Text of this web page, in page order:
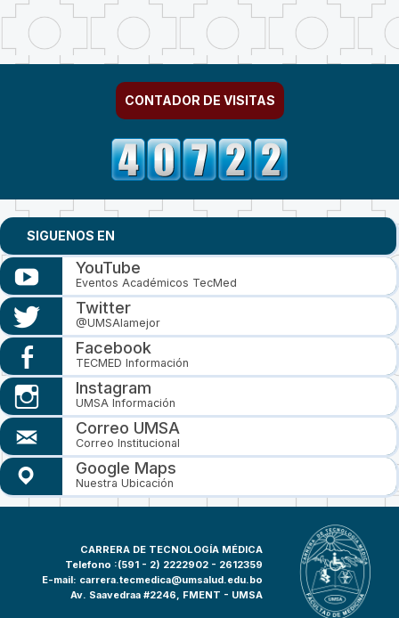
CONTADOR DE VISITAS
SIGUENOS EN
YouTube
Eventos Académicos TecMed
Twitter
@UMSAlamejor
Facebook
TECMED Información
Instagram
UMSA Información
Correo UMSA
Correo Institucional
Google Maps
Nuestra Ubicación
CARRERA DE TECNOLOGÍA MÉDICA
Telefono :(591 - 2) 2222902 - 2612359
E-mail: carrera.tecmedica@umsalud.edu.bo
Av. Saavedraa #2246, FMENT - UMSA